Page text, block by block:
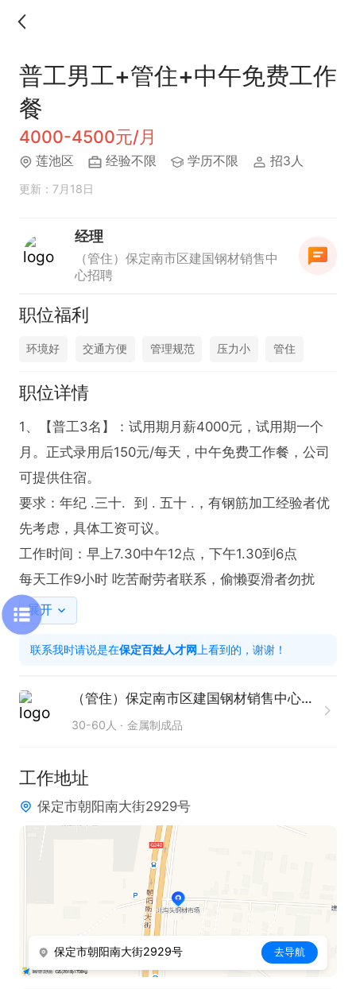
普工男工+管住+中午免费工作
餐
4000-4500元/月
莲池区 经验不限 学历不限 招3人
更新：7月18日
经理
（管住）保定南市区建国钢材销售中
心招聘
职位福利
环境好 交通方便 管理规范 压力小 管住
职位详情
1、【普工3名】：试用期月薪4000元，试用期一个
月。正式录用后150元/每天，中午免费工作餐，公司
可提供住宿。
要求：年纪 .三十.  到 . 五十 .，有钢筋加工经验者优
先考虑，具体工资可议。
工作时间：早上7.30中午12点，下午1.30到6点
每天工作9小时 吃苦耐劳者联系，偷懒耍滑者勿扰
展开
联系我时请说是在保定百姓人才网 上看到的，谢谢！
（管住）保定南市区建国钢材销售中心招聘
30-60人 金属制成品
工作地址
保定市朝阳南大街2929号
保定市朝阳南大街2929号 去导航